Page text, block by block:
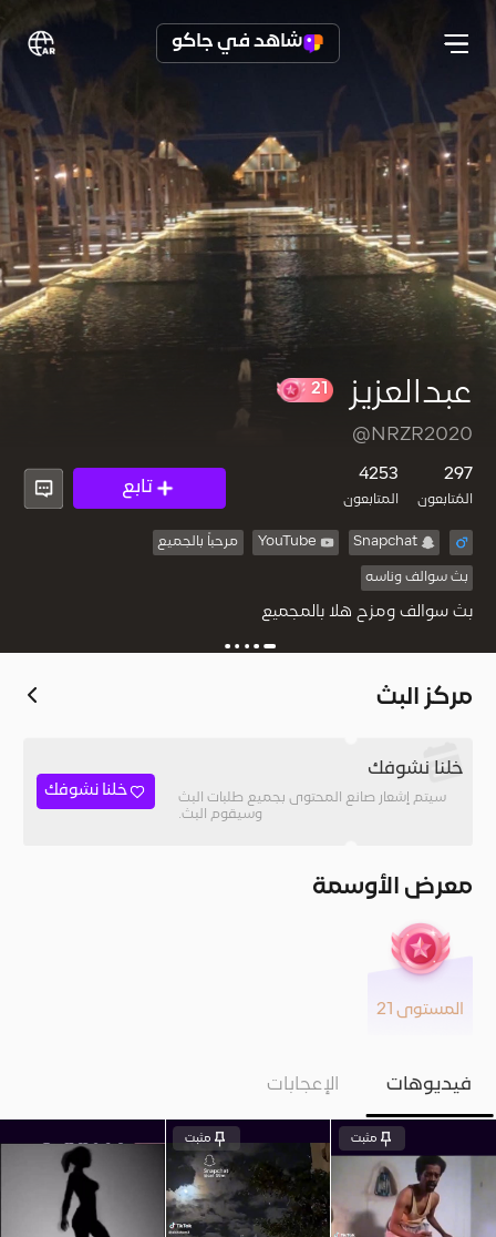
شاهد في جاكو
عبدالعزيز
@NRZR2020
297
المُتابعون
4253
المتابعون
تابع
Snapchat مرحباً بالجميع
بث سوالف وناسه
بث سوالف ومزح هلا بالمجميع
مركز البث
خلنا نشوفك
سيتم إشعار صانع المحتوى بجميع طلبات البث
وسيقوم البث.
خلنا نشوفك
معرض الأوسمة
المستوى 21
فيديوهات الإعجابات
مثبت مثبت